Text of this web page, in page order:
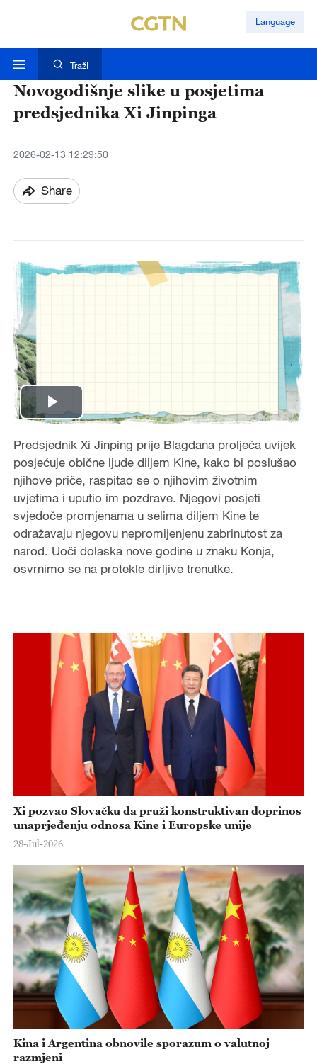
Language
TražI
Novogodišnje slike u posjetima
predsjednika Xi Jinpinga
2026-02-13 12:29:50
Share
P
l
a
y
V
i
e
o
Predsjednik Xi Jinping prije Blagdana proljeća uvijek
posjećuje obične ljude diljem Kine, kako bi poslušao
njihove priče, raspitao se o njihovim životnim
uvjetima i uputio im pozdrave. Njegovi posjeti
svjedoče promjenama u selima diljem Kine te
odražavaju njegovu nepromijenjenu zabrinutost za
narod. Uoči dolaska nove godine u znaku Konja,
osvrnimo se na protekle dirljive trenutke.
Xi pozvao Slovačku da pruži konstruktivan doprinos
unaprjeđenju odnosa Kine i Europske unije
28-Jul-2026
Kina i Argentina obnovile sporazum o valutnoj
razmjeni